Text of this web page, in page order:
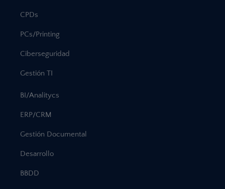
CPDs
PCs/Printing
Ciberseguridad
Gestión TI
BI/Analitycs
ERP/CRM
Gestión Documental
Desarrollo
BBDD